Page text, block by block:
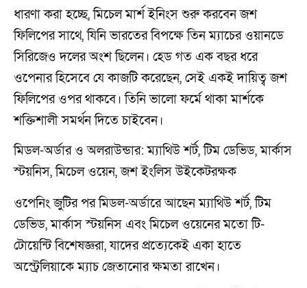
ধারণা করা হচ্ছে, মিচেল মার্শ ইনিংস শুরু করবেন জশ
ফিলিপের সাথে, যিনি ভারতের বিপক্ষে তিন ম্যাচের ওয়ানডে
সিরিজেও দলের অংশ ছিলেন। হেড গত এক বছর ধরে
ওপেনার হিসেবে যে কাজটি করেছেন, সেই একই দায়িত্ব জশ
ফিলিপের ওপর থাকবে। তিনি ভালো ফর্মে থাকা মার্শকে
শক্তিশালী সমর্থন দিতে চাইবেন।
মিডল-অর্ডার ও অলরাউন্ডার: ম্যাথিউ শর্ট, টিম ডেভিড, মার্কাস
স্টয়নিস, মিচেল ওয়েন, জশ ইংলিস উইকেটরক্ষক
ওপেনিং জুটির পর মিডল-অর্ডারে আছেন ম্যাথিউ শর্ট, টিম
ডেভিড, মার্কাস স্টয়নিস এবং মিচেল ওয়েনের মতো টি-
টোয়েন্টি বিশেষজ্ঞরা, যাদের প্রত্যেকেই একা হাতে
অস্ট্রেলিয়াকে ম্যাচ জেতানোর ক্ষমতা রাখেন।